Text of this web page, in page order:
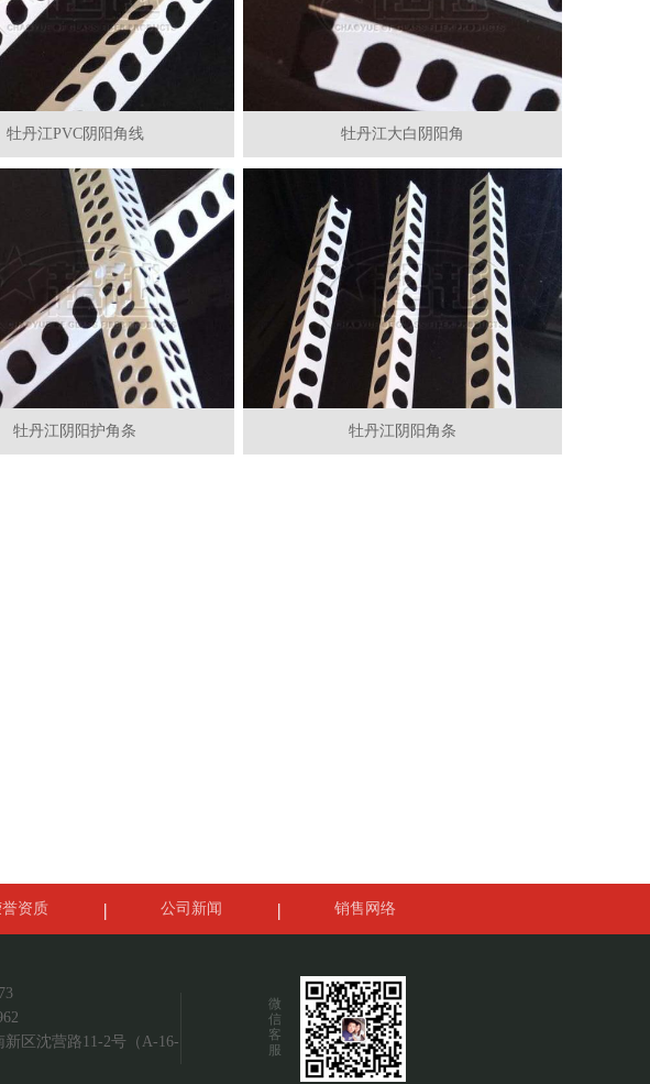
牡丹江PVC阴阳角线 牡丹江大白阴阳角
牡丹江阴阳护角条 牡丹江阴阳角条
资质 公司新闻 销售网络
区沈营路11-2号（A-16-
微
信
客
服